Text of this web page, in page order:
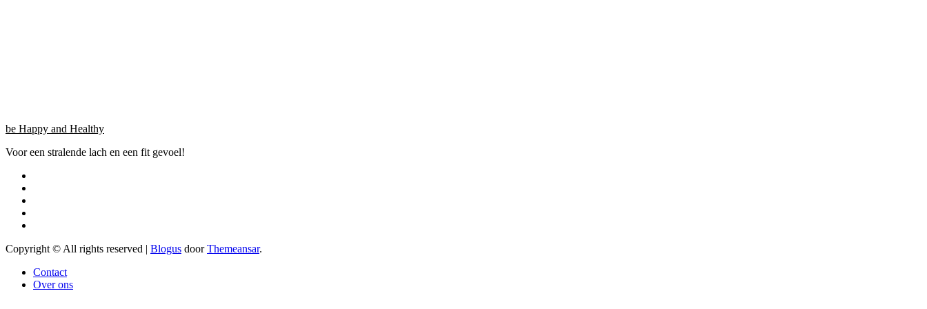
be Happy and Healthy
Voor een stralende lach en een fit gevoel!
Copyright © All rights reserved | Blogus doorThemeansar.
Contact
Over ons